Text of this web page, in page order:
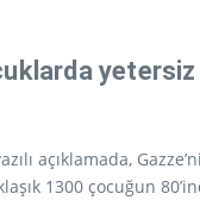
açıklamada,
1300 çocuğun